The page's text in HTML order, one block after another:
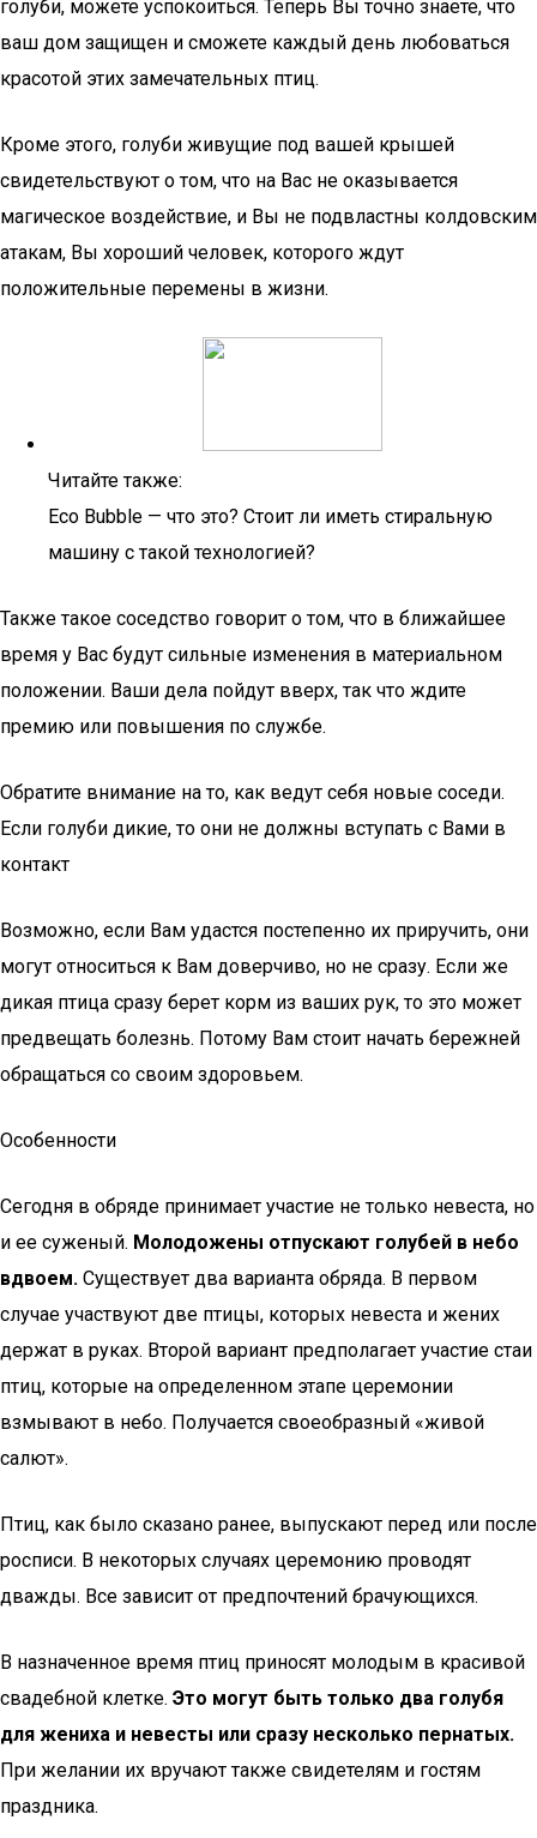
голуби, можете успокоиться. Теперь Вы точно знаете, что
ваш дом защищен и сможете каждый день любоваться
красотой этих замечательных птиц.
Кроме этого, голуби живущие под вашей крышей
свидетельствуют о том, что на Вас не оказывается
магическое воздействие, и Вы не подвластны колдовским
атакам, Вы хороший человек, которого ждут
положительные перемены в жизни.
Читайте также:
Eco Bubble — что это? Стоит ли иметь стиральную
машину с такой технологией?
Также такое соседство говорит о том, что в ближайшее
время у Вас будут сильные изменения в материальном
положении. Ваши дела пойдут вверх, так что ждите
премию или повышения по службе.
Обратите внимание на то, как ведут себя новые соседи.
Если голуби дикие, то они не должны вступать с Вами в
контакт
Возможно, если Вам удастся постепенно их приручить, они
могут относиться к Вам доверчиво, но не сразу. Если же
дикая птица сразу берет корм из ваших рук, то это может
предвещать болезнь. Потому Вам стоит начать бережней
обращаться со своим здоровьем.
Особенности
Сегодня в обряде принимает участие не только невеста, но
и ее суженый. Молодожены отпускают голубей в небо
вдвоем. Существует два варианта обряда. В первом
случае участвуют две птицы, которых невеста и жених
держат в руках. Второй вариант предполагает участие стаи
птиц, которые на определенном этапе церемонии
взмывают в небо. Получается своеобразный «живой
салют».
Птиц, как было сказано ранее, выпускают перед или после
росписи. В некоторых случаях церемонию проводят
дважды. Все зависит от предпочтений брачующихся.
В назначенное время птиц приносят молодым в красивой
свадебной клетке. Это могут быть только два голубя
для жениха и невесты или сразу несколько пернатых.
При желании их вручают также свидетелям и гостям
праздника.